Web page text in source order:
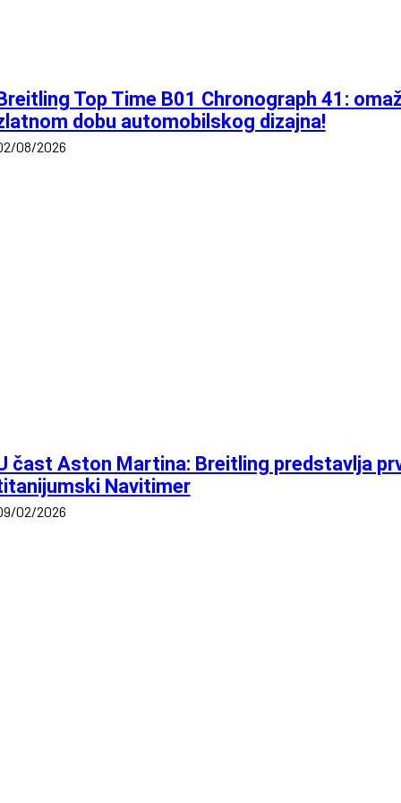
Top Time B01 Chronograph 41:
dobu automobilskog dizajna!
08/2026
čast Aston Martina: Breitling predstavlja
Navitimer
02/2026